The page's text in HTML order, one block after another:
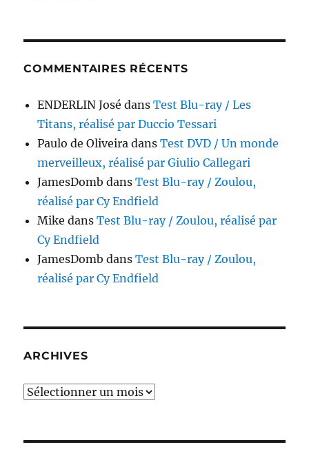
COMMENTAIRES RÉCENTS
ENDERLIN José dansTest Blu-ray / Les
Titans, réalisé par Duccio Tessari
Paulo de Oliveira dansTest DVD / Un monde
merveilleux, réalisé par Giulio Callegari
JamesDomb dansTest Blu-ray / Zoulou,
réalisé par Cy Endfield
Mike dansTest Blu-ray / Zoulou, réalisé par
Cy Endfield
JamesDomb dansTest Blu-ray / Zoulou,
réalisé par Cy Endfield
ARCHIVES
Archives